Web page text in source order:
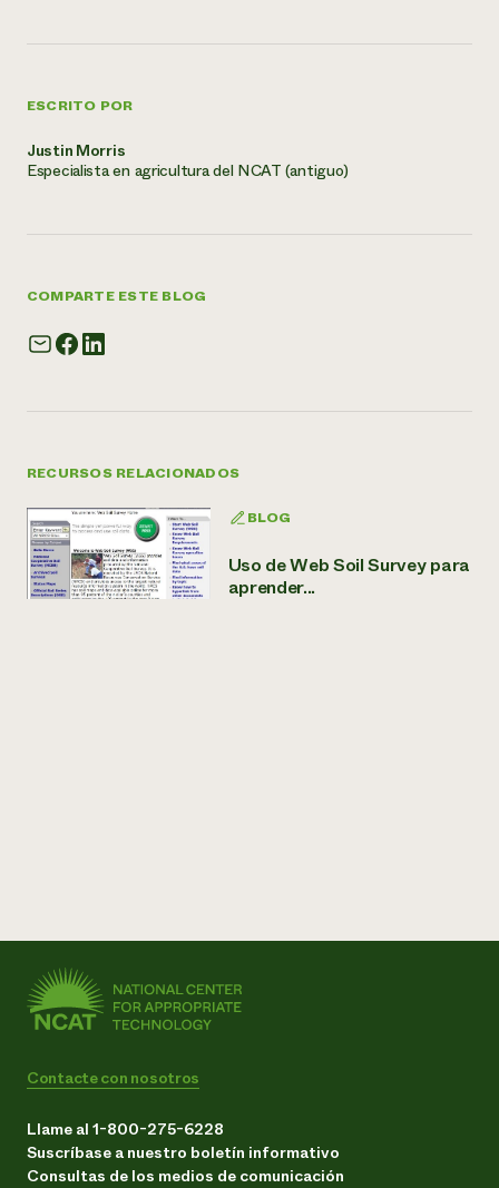
ESCRITO POR
Justin Morris
Especialista en agricultura del NCAT (antiguo)
COMPARTE ESTE BLOG
RECURSOS RELACIONADOS
BLOG
Uso de Web Soil Survey para
aprender...
Contacte con nosotros
Llame al 1-800-275-6228
Suscríbase a nuestro boletín informativo
Consultas de los medios de comunicación